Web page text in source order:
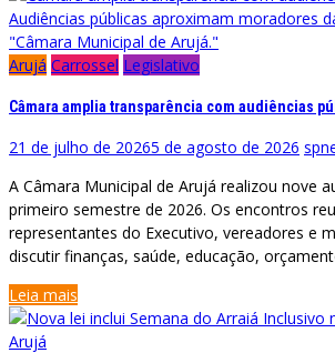
Audiências públicas aproximam moradores
"Câmara Municipal de Arujá."
Arujá Carrossel Legislativo
Câmara amplia transparência com audiências
21 de julho de 20265 de agosto de 2026
A Câmara Municipal de Arujá realizou nove
primeiro semestre de 2026. Os encontros
representantes do Executivo, vereadores e
discutir finanças, saúde, educação,
Leia mais